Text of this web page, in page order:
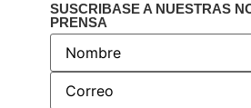
SUSCRIBASE A NUESTRAS
PRENSA